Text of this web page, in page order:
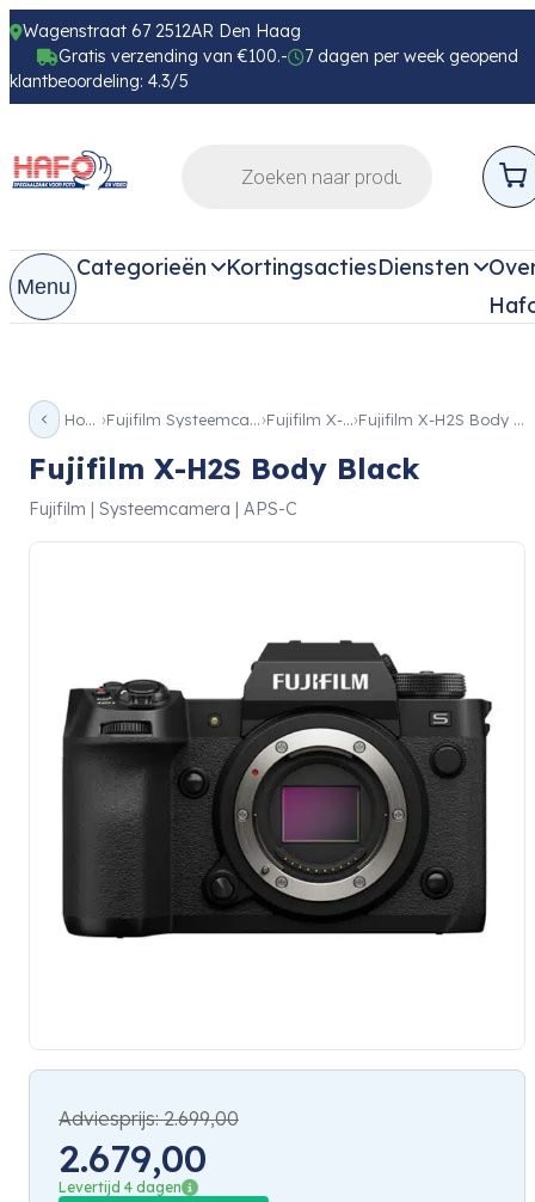
Wagenstraat 67 2512AR Den Haag
Gratis verzending van €100.-
7 dagen per week geopend
klantbeoordeling: 4.3/5
Menu
Categorieën KortingsactiesDiensten
Home Fujifilm Systeemcamera Fujifilm X-H2s Fujifilm X-H2S Body Black
Fujifilm X-H2S Body Black
Fujifilm | Systeemcamera | APS-C
Adviesprijs:2.699,00
2.679,00
Levertijd 4 dagen